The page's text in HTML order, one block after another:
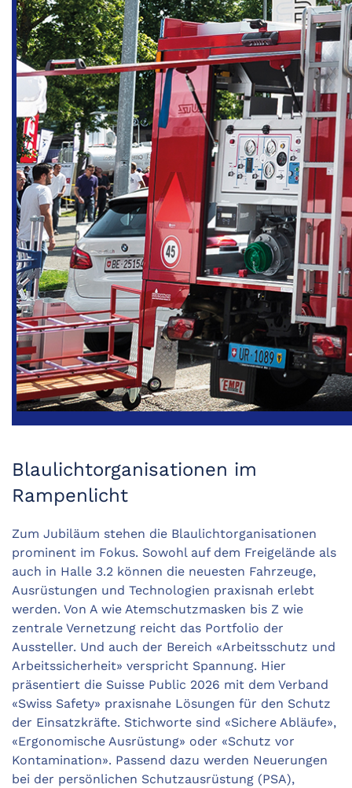
Blaulichtorganisationen im
Rampenlicht
Zum Jubiläum stehen die Blaulichtorganisationen
prominent im Fokus. Sowohl auf dem Freigelände als
auch in Halle 3.2 können die neuesten Fahrzeuge,
Ausrüstungen und Technologien praxisnah erlebt
werden. Von A wie Atemschutzmasken bis Z wie
zentrale Vernetzung reicht das Portfolio der
Aussteller. Und auch der Bereich «Arbeitsschutz und
Arbeitssicherheit» verspricht Spannung. Hier
präsentiert die Suisse Public 2026 mit dem Verband
«Swiss Safety» praxisnahe Lösungen für den Schutz
der Einsatzkräfte. Stichworte sind «Sichere Abläufe»,
«Ergonomische Aus­rüstung» oder «Schutz vor
Kontamination». Passend dazu werden Neuerungen
bei der persönlichen Schutzausrüstung (PSA),